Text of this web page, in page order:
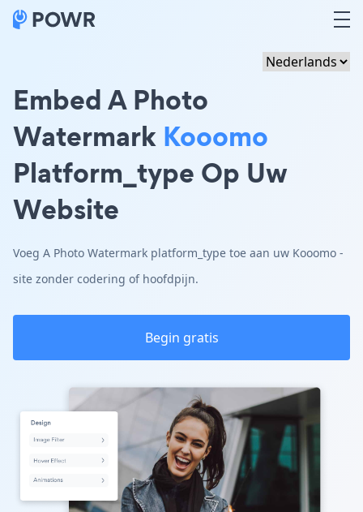
Embed A Photo
Watermark Kooomo
Platform_type Op Uw
Website
Voeg A Photo Watermark platform_type toe aan uw Kooomo -
site zonder codering of hoofdpijn.
Begin gratis